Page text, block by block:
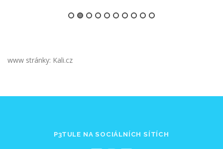
www stránky: Kali.cz
P3TULE NA SOCIÁLNÍCH SÍTÍCH